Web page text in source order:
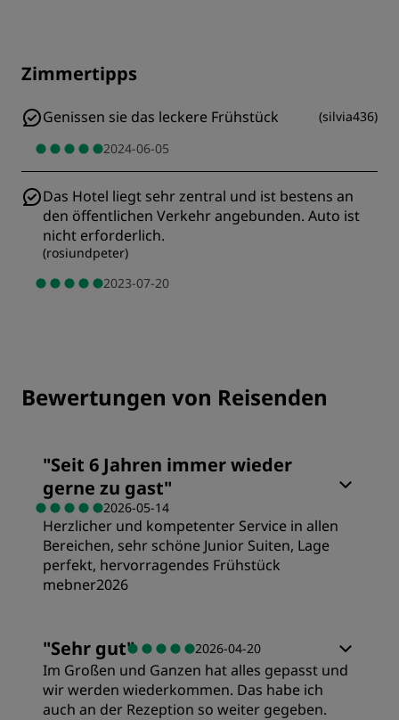
Zimmertipps
Genissen sie das leckere Frühstück (silvia436)
2024-06-05
Das Hotel liegt sehr zentral und ist bestens an
den öffentlichen Verkehr angebunden. Auto ist
nicht erforderlich.
(rosiundpeter)
2023-07-20
Bewertungen von Reisenden
"Seit 6 Jahren immer wieder
gerne zu gast"
2026-05-14
Herzlicher und kompetenter Service in allen
Bereichen, sehr schöne Junior Suiten, Lage
perfekt, hervorragendes Frühstück
mebner2026
Preis/Leistung
"Sehr gut" 2026-04-20
Im Großen und Ganzen hat alles gepasst und
wir werden wiederkommen. Das habe ich
auch an der Rezeption so weiter gegeben.